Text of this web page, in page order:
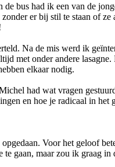
bus had ik een van de
er bij stil te staan of
Na de mis werd ik
met onder andere
elkaar nodig.
had wat vragen
en hoe je radicaal in
Voor het geloof
gaan, maar zou ik graag